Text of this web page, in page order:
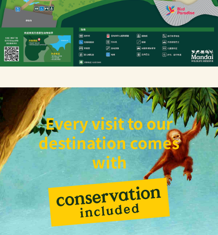
Every visit to our
destination comes
with